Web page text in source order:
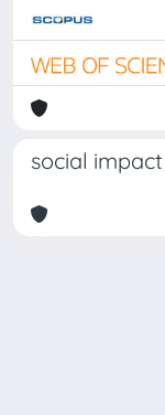
social impact